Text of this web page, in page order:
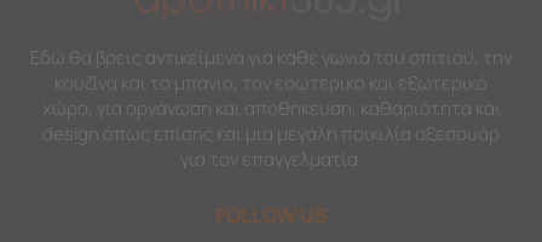
Εδώ θα βρεις αντικείμενα για κάθε γωνιά του σπιτιού, την
κουζίνα και το μπάνιο, τον εσωτερικό και εξωτερικό
χώρο, για οργάνωση και αποθήκευση, καθαριότητα και
design όπως επίσης και μια μεγάλη ποικιλία αξεσουάρ
για τον επαγγελματία.
FOLLOW US